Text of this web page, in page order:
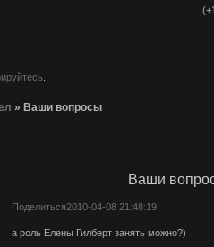
»Ваши вопросы
Ваши
Поделиться2010-04-08 21:48:19
а роль Елены Гилберт занять можно?)